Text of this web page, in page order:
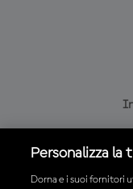
Personalizza la
Dorna e i suoi fornitori